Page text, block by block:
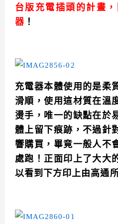
台版充電插頭的計畫
器 ！
充電器本體使用的是柔
滑順，使用這材質在溫
燙手，唯一的缺點在於
體上留下痕跡，不過針
響購買，畢竟一般人不
處跑！正面印上了大大
以看到下方印上由高通